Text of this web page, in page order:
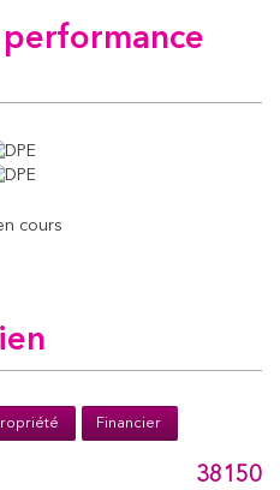
performance
cours
Financier
38150